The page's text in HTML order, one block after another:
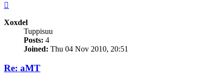
Xoxdel
Tuppisuu
Posts: 4
Joined: Thu 04 Nov 2010, 20:51
Re: aMT